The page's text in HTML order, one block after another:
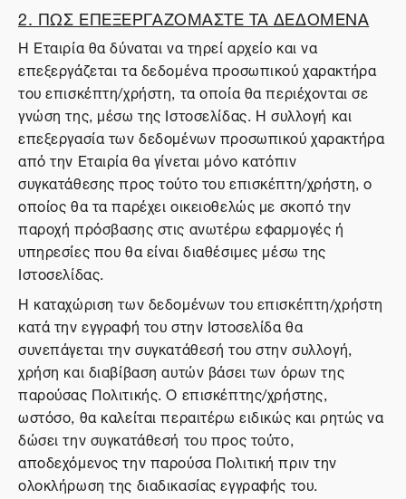
2. ΠΩΣ ΕΠΕΞΕΡΓΑΖΟΜΑΣΤΕ ΤΑ ΔΕΔΟΜΕΝΑ
Η Εταιρία θα δύναται να τηρεί αρχείο και να
επεξεργάζεται τα δεδομένα προσωπικού χαρακτήρα
του επισκέπτη/χρήστη, τα οποία θα περιέχονται σε
γνώση της, μέσω της Ιστοσελίδας. Η συλλογή και
επεξεργασία των δεδομένων προσωπικού χαρακτήρα
από την Εταιρία θα γίνεται μόνο κατόπιν
συγκατάθεσης προς τούτο του επισκέπτη/χρήστη, ο
οποίος θα τα παρέχει οικειοθελώς με σκοπό την
παροχή πρόσβασης στις ανωτέρω εφαρμογές ή
υπηρεσίες που θα είναι διαθέσιμες μέσω της
Ιστοσελίδας.
Η καταχώριση των δεδομένων του επισκέπτη/χρήστη
κατά την εγγραφή του στην Ιστοσελίδα θα
συνεπάγεται την συγκατάθεσή του στην συλλογή,
χρήση και διαβίβαση αυτών βάσει των όρων της
παρούσας Πολιτικής. Ο επισκέπτης/χρήστης,
ωστόσο, θα καλείται περαιτέρω ειδικώς και ρητώς να
δώσει την συγκατάθεσή του προς τούτο,
αποδεχόμενος την παρούσα Πολιτική πριν την
ολοκλήρωση της διαδικασίας εγγραφής του.